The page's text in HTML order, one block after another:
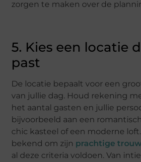
zorgen te maken over de
5. Kies een locatie
past
De locatie bepaalt voor een
van jullie dag. Houd rekening
het aantal gasten en jullie
bijvoorbeeld aan een
chic kasteel of een moderne
bekend om zijn prachtige
al deze criteria voldoen. Van